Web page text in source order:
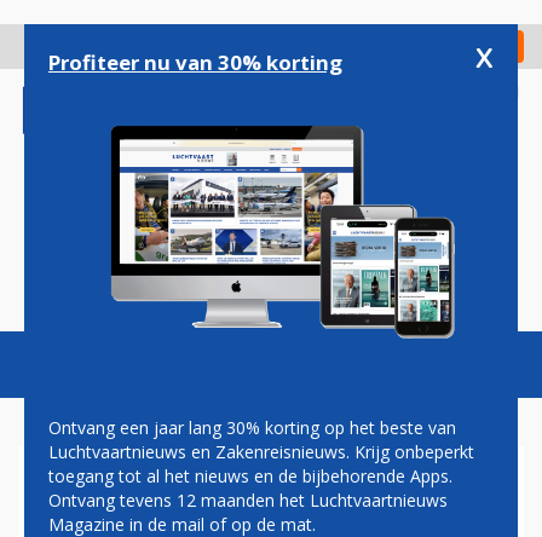
gaan
Check in
Magazine Podcasts Vacatures
SWISSPORT
Profiteer nu van 30% korting x
Ontvang een jaar lang 30% korting op het beste van
Luchtvaartnieuws en Zakenreisnieuws. Krijg onbeperkt
toegang tot al het nieuws en de bijbehorende Apps.
Ontvang tevens 12 maanden het Luchtvaartnieuws
Magazine in de mail of op de mat.